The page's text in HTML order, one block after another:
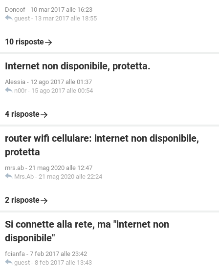
Doncof - 10 mar 2017 alle 16:23
guest - 13 mar 2017 alle 18:55
10 risposte
Internet non disponibile, protetta.
Alessia - 12 ago 2017 alle 01:37
n00r - 15 ago 2017 alle 00:54
4 risposte
router wifi cellulare: internet non disponibile,
protetta
mrs.ab - 21 mag 2020 alle 12:47
Mrs.Ab - 21 mag 2020 alle 22:24
2 risposte
Si connette alla rete, ma "internet non
disponibile"
fcianfa - 7 feb 2017 alle 23:42
guest - 8 feb 2017 alle 13:43